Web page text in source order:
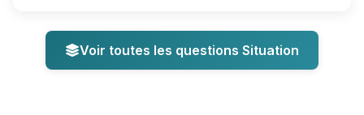
Voir toutes les questions Situation